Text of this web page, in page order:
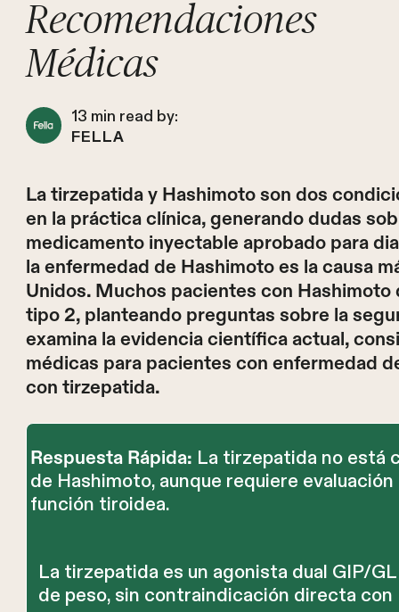
Recomendaciones
Médicas
13 min read by:
FELLA
La tirzepatida y Hashimoto son dos
en la práctica clínica, generando dudas
medicamento inyectable aprobado para
la enfermedad de Hashimoto es la causa
Unidos. Muchos pacientes con
tipo 2, planteando preguntas sobre la
examina la evidencia científica actual,
médicas para pacientes con enfermedad
con tirzepatida.
Respuesta Rápida: La tirzepatida no está
de Hashimoto, aunque requiere
función tiroidea.
La tirzepatida es un agonista dual GIP/
de peso, sin contraindicación directa con